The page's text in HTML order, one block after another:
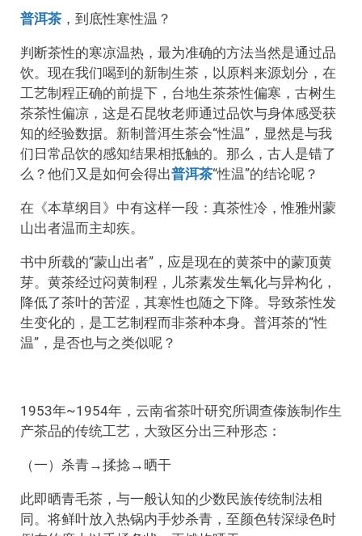
普洱茶 ，到底性寒性温？
判断茶性的寒凉温热，最为准确的方法当然是通过品
饮。现在我们喝到的新制生茶，以原料来源划分，在
工艺制程正确的前提下，台地生茶茶性偏寒，古树生
茶茶性偏凉，这是石昆牧老师通过品饮与身体感受获
知的经验数据。新制普洱生茶会“性温”，显然是与我
们日常品饮的感知结果相抵触的。那么，古人是错了
么？他们又是如何会得出普洱茶“性温”的结论呢？
在《本草纲目》中有这样一段：真茶性冷，惟雅州蒙
山出者温而主却疾。
书中所载的“蒙山出者”，应是现在的黄茶中的蒙顶黄
芽。黄茶经过闷黄制程，儿茶素发生氧化与异构化，
降低了茶叶的苦涩，其寒性也随之下降。导致茶性发
生变化的，是工艺制程而非茶种本身。普洱茶的“性
温”，是否也与之类似呢？
1953年~1954年，云南省茶叶研究所调查傣族制作生
产茶品的传统工艺，大致区分出三种形态：
（一）杀青→揉捻→晒干
此即晒青毛茶，与一般认知的少数民族传统制法相
同。将鲜叶放入热锅内手炒杀青，至颜色转深绿色时